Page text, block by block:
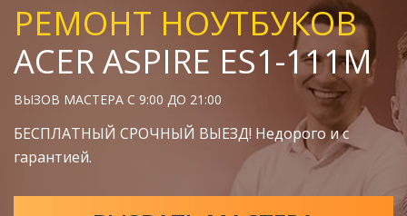
РЕМОНТ НОУТБУКОВ
ACER ASPIRE ES1-111M
ВЫЗОВ МАСТЕРА С 9:00 ДО 21:00
БЕСПЛАТНЫЙ СРОЧНЫЙ ВЫЕЗД! Недорого и с
гарантией.